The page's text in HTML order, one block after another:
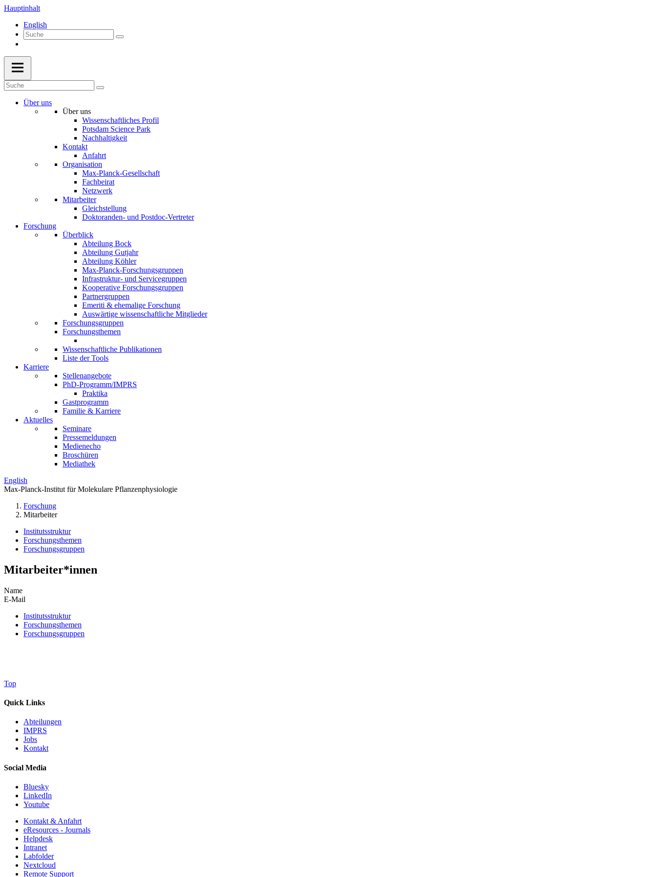
Hauptinhalt
English
Über uns
Über uns
Wissenschaftliches Profil
Potsdam Science Park
Nachhaltigkeit
Kontakt
Anfahrt
Organisation
Max-Planck-Gesellschaft
Fachbeirat
Netzwerk
Mitarbeiter
Gleichstellung
Doktoranden- und Postdoc-Vertreter
Forschung
Überblick
Abteilung Bock
Abteilung Gutjahr
Abteilung Köhler
Max-Planck-Forschungsgruppen
Infrastruktur- und Servicegruppen
Kooperative Forschungsgruppen
Partnergruppen
Emeriti & ehemalige Forschung
Auswärtige wissenschaftliche Mitglieder
Forschungsgruppen
Forschungsthemen
Wissenschaftliche Publikationen
Liste der Tools
Karriere
Stellenangebote
PhD-Programm/IMPRS
Praktika
Gastprogramm
Familie & Karriere
Aktuelles
Seminare
Pressemeldungen
Medienecho
Broschüren
Mediathek
English
Max-Planck-Institut für Molekulare Pflanzenphysiologie
Forschung
Mitarbeiter
Institutsstruktur
Forschungsthemen
Forschungsgruppen
Mitarbeiter*innen
Name
E-Mail
Institutsstruktur
Forschungsthemen
Forschungsgruppen
Top
Quick Links
Abteilungen
IMPRS
Jobs
Kontakt
Social Media
Bluesky
LinkedIn
Youtube
Kontakt & Anfahrt
eResources - Journals
Helpdesk
Intranet
Labfolder
Nextcloud
Remote Support